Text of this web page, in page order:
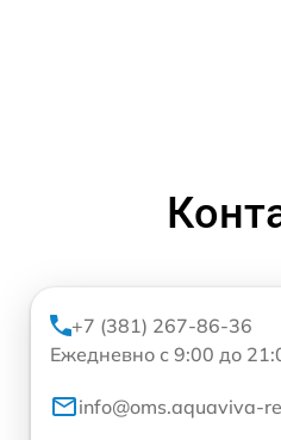
+7 (381) 267-86-36
Ежедневно с 9:00 до
info@oms.aquaviva-